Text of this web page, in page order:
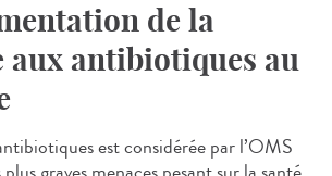
de la
aux antibiotiques au
est considérée par l’OMS